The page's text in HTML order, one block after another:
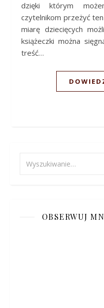
dzięki którym
czytelnikom przeżyć
miarę dziecięcych
książeczki można
treść…
OBSERWUJ